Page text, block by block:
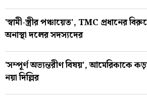
'স্বামী-স্ত্রীর পঞ্চায়েত', TMC প্রধানের
অনাস্থা দলের সদস্যদের
'সম্পূর্ণ অভ্যন্তরীণ বিষয়', আমেরিকাকে কড়া
নয়া দিল্লির